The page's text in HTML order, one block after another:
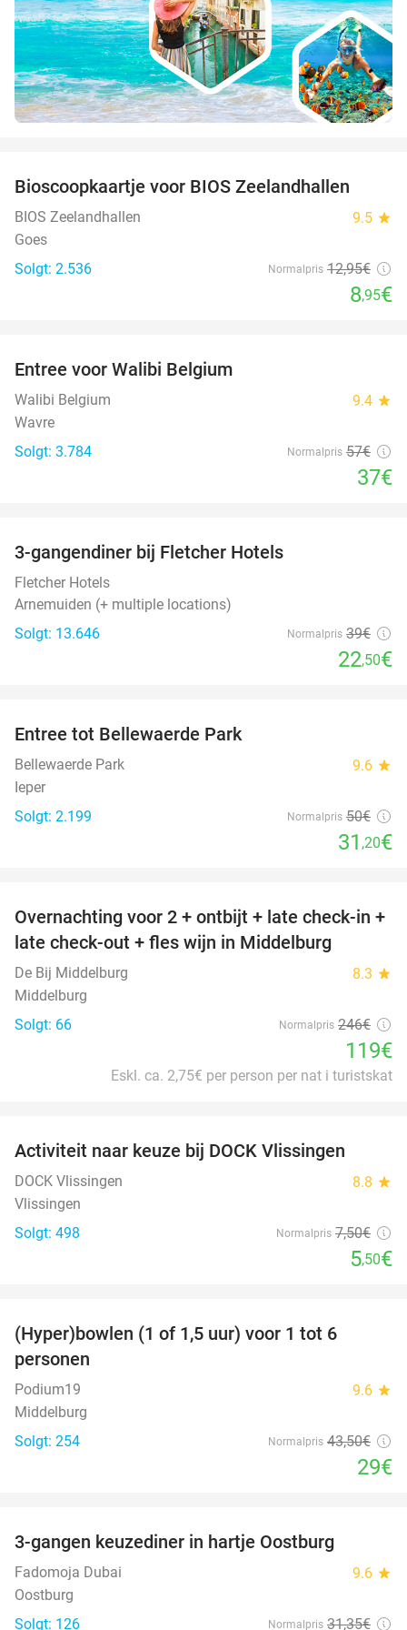
Bioscoopkaartje voor BIOS Zeelandhallen
BIOS Zeelandhallen 9.5 star
Goes
Solgt: 2.536
Normalpris 12,95€
8,95€
Entree voor Walibi Belgium
Walibi Belgium 9.4 star
Wavre
Solgt: 3.784
Normalpris 57€
37€
3-gangendiner bij Fletcher Hotels
Fletcher Hotels
Arnemuiden (+ multiple locations)
Solgt: 13.646
Normalpris 39€
22,50€
Entree tot Bellewaerde Park
Bellewaerde Park 9.6 star
Ieper
Solgt: 2.199
Normalpris 50€
31 ,20€
52%
Overnachting voor 2 + ontbijt + late check-in +
late check-out + fles wijn in Middelburg
De Bij Middelburg 8.3 star
Middelburg
Solgt: 66
Normalpris 246€
119€
Eskl. ca. 2,75€ per person per nat i turistskat
Activiteit naar keuze bij DOCK Vlissingen
DOCK Vlissingen 8.8 star
Vlissingen
Solgt: 498
Normalpris 7,50€
5,50€
(Hyper)bowlen (1 of 1,5 uur) voor 1 tot 6
personen
Podium19 9.6 star
Middelburg
Solgt: 254
Normalpris 43,50€
29€
3-gangen keuzediner in hartje Oostburg
Fadomoja Dubai 9.6 star
Oostburg
Solgt: 126
Normalpris 31,35€